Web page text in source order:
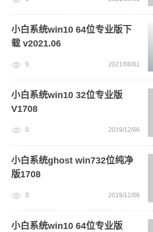
windows11升级 电脑死机卡顿 win11下载
小白系统win10 64位专业版下
载 v2021.06
0 2021/06/01
小白系统win10 32位专业版
V1708
0 2019/12/06
小白系统ghost win732位纯净
版1708
0 2019/12/06
小白系统win10 64位专业版